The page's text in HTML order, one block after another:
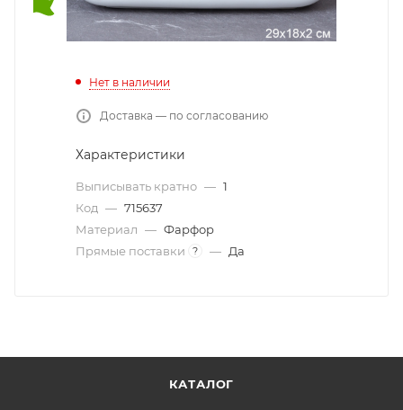
Нет в наличии
Доставка — по согласованию
Характеристики
Выписывать кратно — 1
Код — 715637
Материал — Фарфор
Прямые поставки
? — Да
КАТАЛОГ